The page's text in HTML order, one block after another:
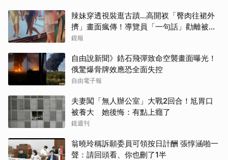
辣妹穿透視裝逛古蹟…高開衩「臀肉往裙外
擠」畫面瘋傳！導覽員「一句話」勸離被狂
讚
鏡報
自由說新聞》鋯石飛彈致命空襲畫面曝光！
俄驚爆骨牌效應恐全面失控
自由電子報
夫妻闖「無人辦公室」大戰2回合！尪胃口
被養大 她後悔：有點上癮了
鏡週刊
翁曉玲稱訴願委員可領按日計酬 張惇涵啪一
聲：請回頭看、你也刪了1半